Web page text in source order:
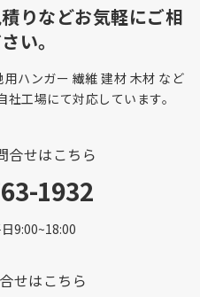
りなどお気軽にご相
い。
ハンガー 繊維 建材 木材 など
工場にて対応しています。
合せはこちら
1932
9:00~18:00
せはこちら